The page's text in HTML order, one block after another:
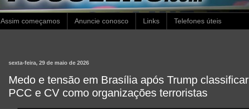
Assim começamos Anuncie conosco Links Telefones úteis
sexta-feira, 29 de maio de 2026
Medo e tensão em Brasília após Trump classificar
PCC e CV como organizações terroristas